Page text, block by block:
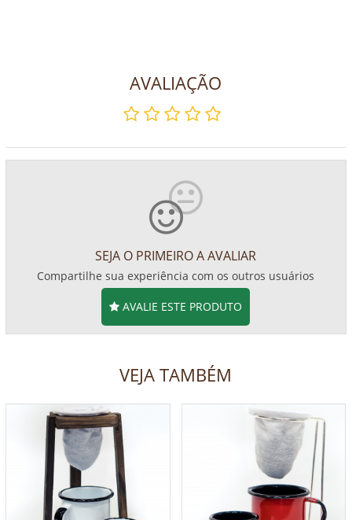
AVALIAÇÃO
SEJA O PRIMEIRO A AVALIAR
Compartilhe sua experiência com os outros usuários
AVALIE ESTE PRODUTO
VEJA TAMBÉM